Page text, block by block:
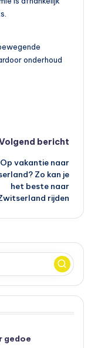
onderhoud
bericht
Op vakantie naar
Zo kan je
het beste naar
rijden
gedoe